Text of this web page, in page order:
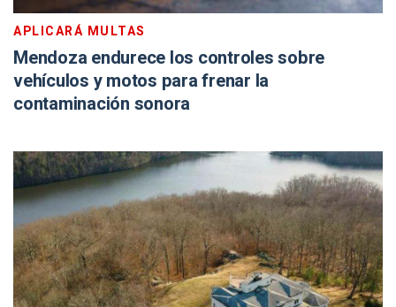
APLICARÁ MULTAS
Mendoza endurece los controles sobre
vehículos y motos para frenar la
contaminación sonora